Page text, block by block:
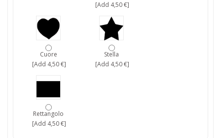
[Add 4,50 €]
Cuore
[Add 4,50 €]
Stella
[Add 4,50 €]
Rettangolo
[Add 4,50 €]